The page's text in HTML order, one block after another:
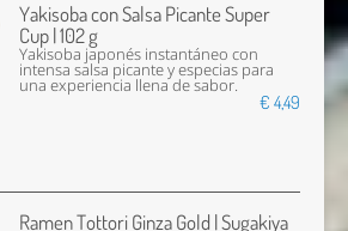
Yakisoba con Salsa Picante Super
Cup | 102 g
Yakisoba japonés instantáneo con
intensa salsa picante y especias para
una experiencia llena de sabor.
€ 4,49
Ramen Tottori Ginza Gold | Sugakiya